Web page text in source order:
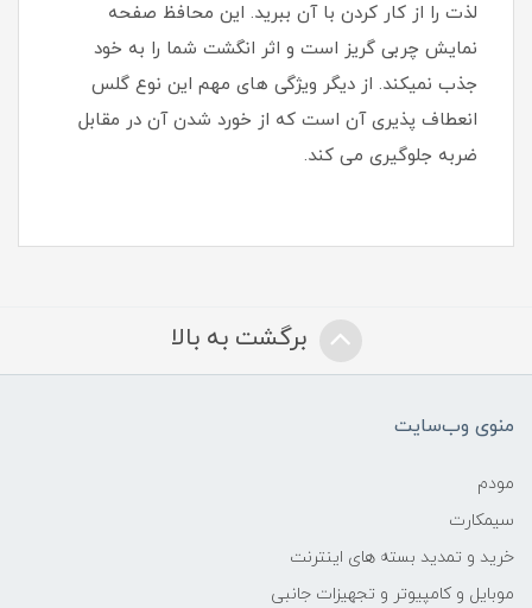
لذت را از کار کردن با آن ببرید. این محافظ صفحه
نمایش چربی گریز است و اثر انگشت شما را به خود
جذب نمیکند. از دیگر ویژگی های مهم این نوع گلس
انعطاف پذیری آن است که از خورد شدن آن در مقابل
ضربه جلوگیری می کند.
برگشت به بالا
منوی وب‌سایت
مودم
سیمکارت
خرید و تمدید بسته های اینترنت
موبایل و کامپیوتر و تجهیزات جانبی